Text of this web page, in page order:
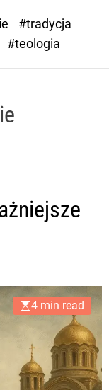
#tradycja
#teologia
4 min read